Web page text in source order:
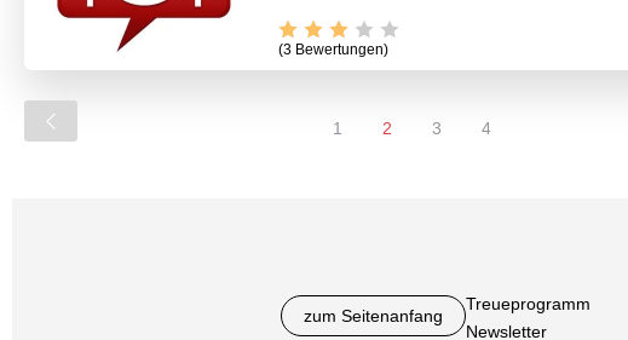
(3 Bewertungen)
1 2 3 4
zum Seitenanfang
Treueprogramm
Newsletter